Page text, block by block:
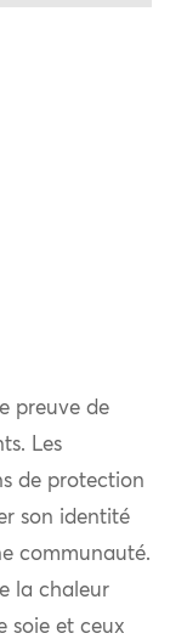
preuve de
Les
de protection
son identité
communauté.
la chaleur
soie et ceux